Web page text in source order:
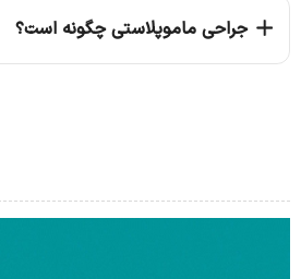
جراحی ماموپلاستی چگونه است؟